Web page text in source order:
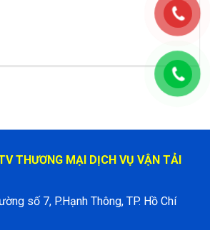
THƯƠNG MẠI DỊCH VỤ VẬN TẢI
số 7, P.Hạnh Thông, TP. Hồ Chí